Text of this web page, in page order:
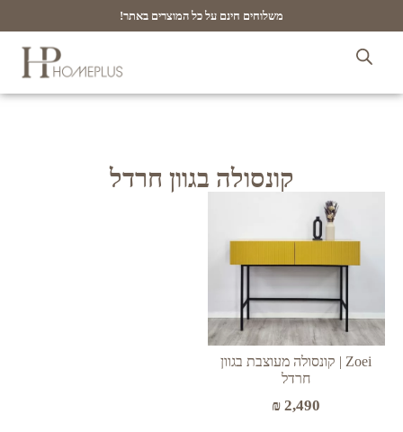
משלוחים חינם על כל המוצרים באתר!
קונסולה בגוון חרדל
Zoei | קונסולה מעוצבת בגוון
חרדל
₪ 2,490